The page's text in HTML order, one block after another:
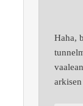
Haha,